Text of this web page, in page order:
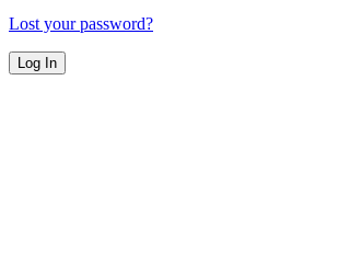
Lost your password?